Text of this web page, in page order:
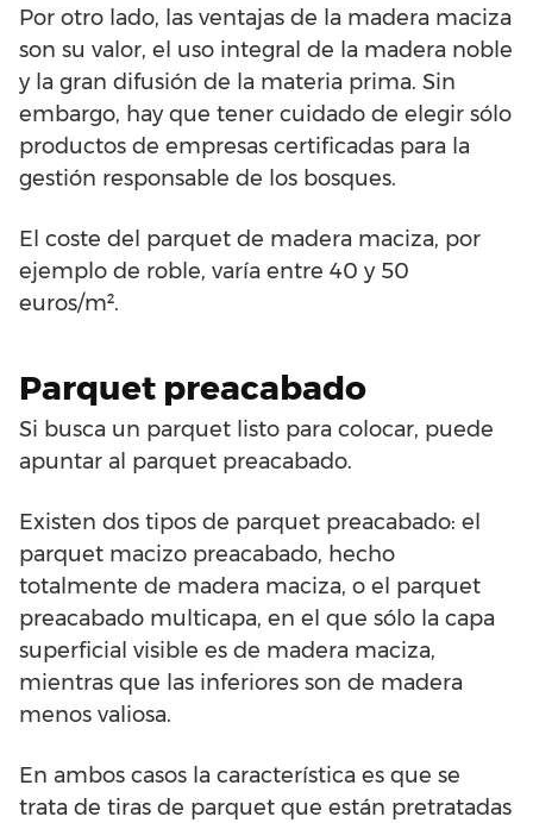
Por otro lado, las ventajas de la madera maciza
son su valor, el uso integral de la madera noble
y la gran difusión de la materia prima. Sin
embargo, hay que tener cuidado de elegir sólo
productos de empresas certificadas para la
gestión responsable de los bosques.
El coste del parquet de madera maciza, por
ejemplo de roble, varía entre 40 y 50
euros/m².
Parquet preacabado
Si busca un parquet listo para colocar, puede
apuntar al parquet preacabado.
Existen dos tipos de parquet preacabado: el
parquet macizo preacabado, hecho
totalmente de madera maciza, o el parquet
preacabado multicapa, en el que sólo la capa
superficial visible es de madera maciza,
mientras que las inferiores son de madera
menos valiosa.
En ambos casos la característica es que se
trata de tiras de parquet que están pretratadas